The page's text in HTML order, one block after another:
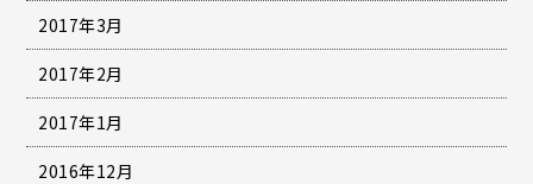
2017年3月
2017年2月
2017年1月
2016年12月